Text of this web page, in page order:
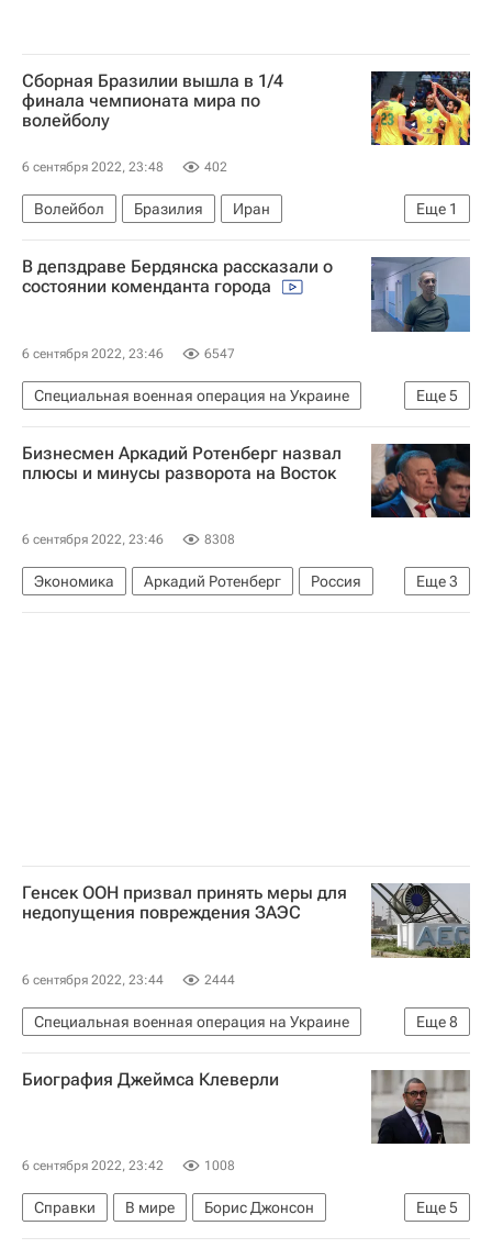
Сборная Бразилии вышла в 1/4
финала чемпионата мира по
волейболу
6 сентября 2022, 23:48 402
Еще 1
Волейбол Бразилия
Иран
Чемпионат мира по волейболу
В депздраве Бердянска рассказали о
состоянии коменданта города
6 сентября 2022, 23:46 6547
Еще5
Специальная военная операция на Украине
Бердянск
Украина
Запорожская область
В мире
Происшествия
Бизнесмен Аркадий Ротенберг назвал
плюсы и минусы разворота на Восток
6 сентября 2022, 23:46 8308
Еще3
Экономика Аркадий Ротенберг
Россия
Китай
Индия
Генсек ООН призвал принять меры для
недопущения повреждения ЗАЭС
6 сентября 2022, 23:44 2444
Еще8
Специальная военная операция на Украине
Антониу Гутерреш
Европа
Энергодар
Запорожье
В мире
Запорожская АЭС
Биография Джеймса Клеверли
6 сентября 2022, 23:42 1008
Еще5
Справки В мире
Борис Джонсон
Лиз Трасс
Великобритания Лондон